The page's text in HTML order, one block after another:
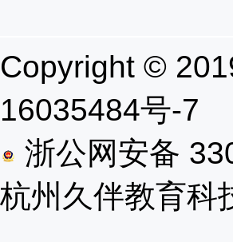
Copyright ©
16035484号-7
浙公网安备
杭州久伴教育科